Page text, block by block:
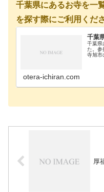
千葉県にあるお寺を一
を探す際にご利用くだ
千葉
千葉県
た。参
寺旭市
otera-ichiran.com
厚